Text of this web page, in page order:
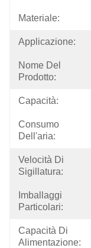
Materiale:
Applicazione:
Nome Del
Prodotto:
Capacità:
Consumo
Dell'aria:
Velocità Di
Sigillatura:
Imballaggi
Particolari:
Capacità Di
Alimentazione: